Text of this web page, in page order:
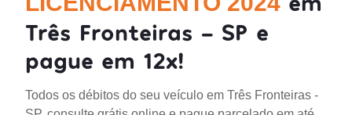
Três Fronteiras - SP e
pague em 12x!
Todos os débitos do seu veículo em Três Fronteiras -